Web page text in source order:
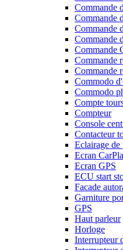
Commande
Commande
Commande
Commande
Commande
Commande
Commande
Commodo
Commodo
Compte
Compteur
Console
Contacteur
Eclairage
Ecran
Ecran GPS
ECU start
Facade
Garniture
GPS
Haut parleur
Horloge
Interrupteur